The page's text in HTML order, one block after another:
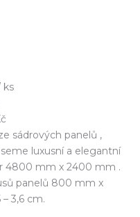
ks
sádrových panelů ,
luxusní a elegantní
4800 mm x 2400 mm .
panelů 800 mm x
3,6 cm.